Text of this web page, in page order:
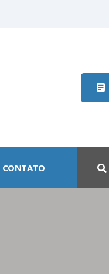
CONTATO